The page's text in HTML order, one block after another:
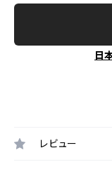
日
レビュー